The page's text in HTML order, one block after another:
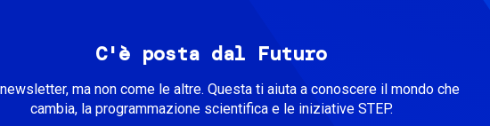
C'è posta dal Futuro
newsletter, ma non come le altre. Questa ti aiuta a conoscere il mondo che
cambia, la programmazione scientifica e le iniziative STEP.